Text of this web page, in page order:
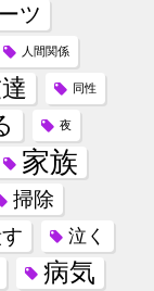
ツ
人間関係
同性
夜
家族
掃除
泣く
病気